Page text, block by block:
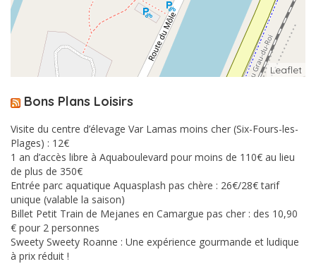
Leaflet
Bons Plans Loisirs
Visite du centre d’élevage Var Lamas moins cher (Six-Fours-les-
Plages) : 12€
1 an d’accès libre à Aquaboulevard pour moins de 110€ au lieu
de plus de 350€
Entrée parc aquatique Aquasplash pas chère : 26€/28€ tarif
unique (valable la saison)
Billet Petit Train de Mejanes en Camargue pas cher : des 10,90
€ pour 2 personnes
Sweety Sweety Roanne : Une expérience gourmande et ludique
à prix réduit !